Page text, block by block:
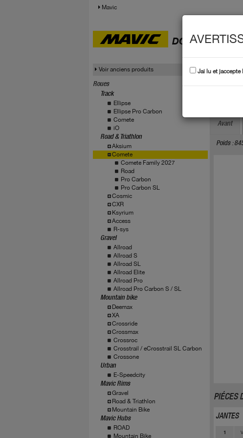
Mavic
DONNÉES
Voir anciens produits
Roues
Track
Ellipse
Ellipse Pro Carbon
Comete
iO
Road & Triathlon
Aksium
Comete
Comete Family 2027
Road
Pro Carbon
Pro Carbon SL
Cosmic
CXR
Ksyrium
Access
R-sys
Gravel
Allroad
Allroad S
Allroad SL
Allroad Elite
Allroad Pro
Allroad Pro Carbon S / SL
Mountain bike
Deemax
XA
Crossride
Crossmax
Crossroc
Crosstrail / eCrosstrail SL Carbon
Crossone
Urban
E-Speedcity
Mavic Rims
Gravel
Road & Triathlon
Mountain Bike
Mavic Hubs
ROAD
Mountain Bike
Avant
Poids :
PIÉCES
JANTES
1
Jai lu et